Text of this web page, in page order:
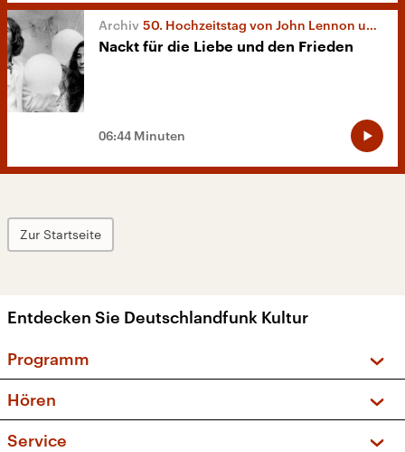
50. Hochzeitstag von John Lennon und Yoko Ono
Nackt für die Liebe und den Frieden
06:44 Minuten
Zur Startseite
Entdecken Sie Deutschlandfunk Kultur
Programm
Sendungen und Podcasts
Hören
Service